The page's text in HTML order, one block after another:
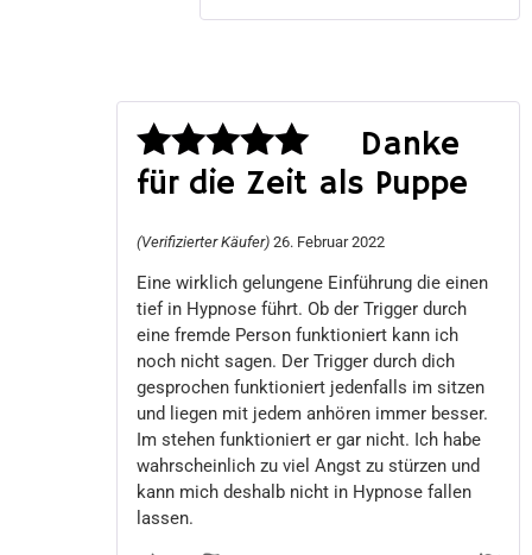
Bewertet
Danke
für die Zeit als Puppe
(Verifizierter Käufer) 26. Februar 2022
Eine wirklich gelungene Einführung die einen
tief in Hypnose führt. Ob der Trigger durch
eine fremde Person funktioniert kann ich
noch nicht sagen. Der Trigger durch dich
gesprochen funktioniert jedenfalls im sitzen
und liegen mit jedem anhören immer besser.
Im stehen funktioniert er gar nicht. Ich habe
wahrscheinlich zu viel Angst zu stürzen und
kann mich deshalb nicht in Hypnose fallen
lassen.